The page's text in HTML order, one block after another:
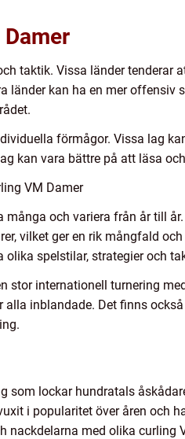
taktik. Vissa länder tenderar
kan ha en mer offensiv
förmågor. Vissa lag
kan vara bättre på att läsa
VM Damer
och variera från år till
vilket ger en rik mångfald
spelstilar, strategier och
stor internationell turnering
inblandade. Det finns
som lockar hundratals
i popularitet över åren och
med olika curling